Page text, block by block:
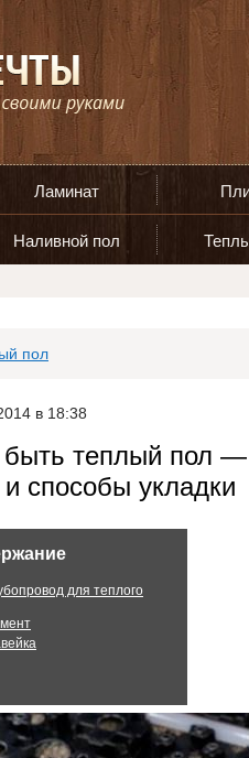
Ламинат
Наливной пол
пол
в 18:38
теплый пол —
способы укладки
для теплого